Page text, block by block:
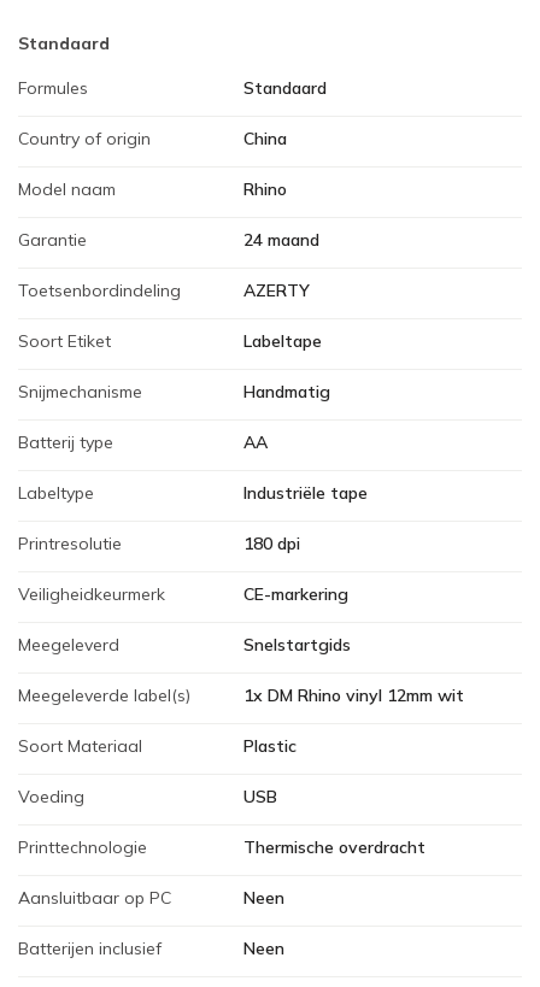
Standaard
Formules Standaard
Country of origin China
Model naam Rhino
Garantie 24 maand
Toetsenbordindeling AZERTY
Soort Etiket Labeltape
Snijmechanisme Handmatig
Batterij type AA
Labeltype Industriële tape
Printresolutie 180 dpi
Veiligheidkeurmerk CE-markering
Meegeleverd Snelstartgids
Meegeleverde label(s) 1x DM Rhino vinyl 12mm wit
Soort Materiaal Plastic
Voeding USB
Printtechnologie Thermische overdracht
Aansluitbaar op PC Neen
Batterijen inclusief Neen